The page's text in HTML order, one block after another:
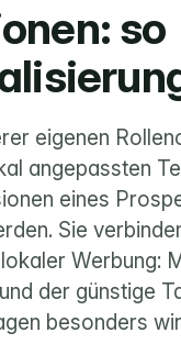
so
eigenen
angepassten
eines
Sie
Werbung:
der günstige
besonders